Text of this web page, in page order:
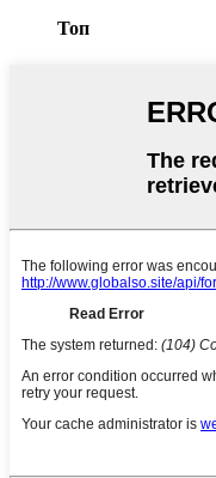
Топ